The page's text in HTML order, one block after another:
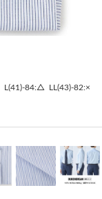
L(41)-84:△
LL(43)-82:×